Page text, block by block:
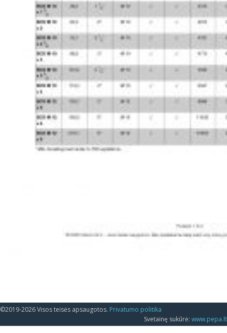
©2019-2026 Visos teisės apsaugotos. Privatumo politika
Svetainę sukūrė: www.pepa.lt